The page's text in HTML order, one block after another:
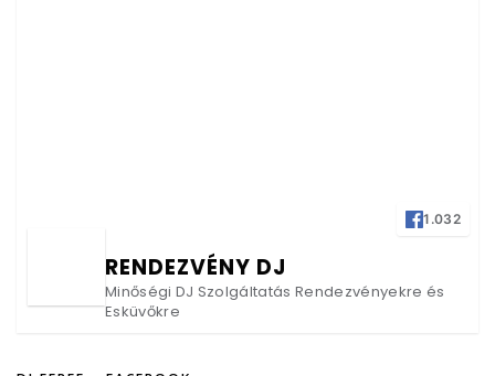
1.032
RENDEZVÉNY DJ
Minőségi DJ Szolgáltatás Rendezvényekre és
Esküvőkre